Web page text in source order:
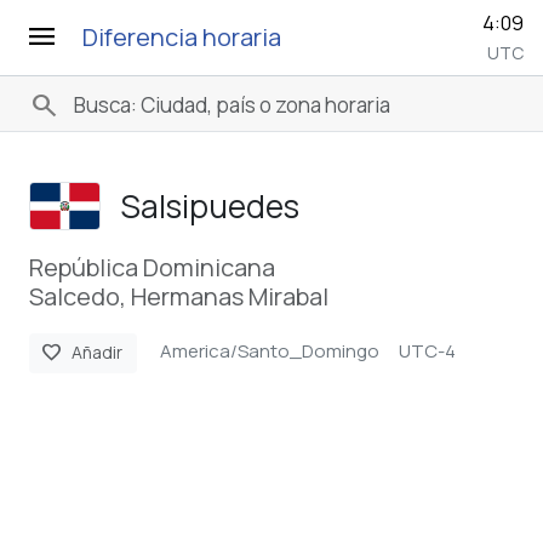
menu Diferencia horaria 4:09
UTC
search
Salsipuedes
República Dominicana
Salcedo, Hermanas Mirabal
favorite Añadir America/Santo_Domingo UTC-4